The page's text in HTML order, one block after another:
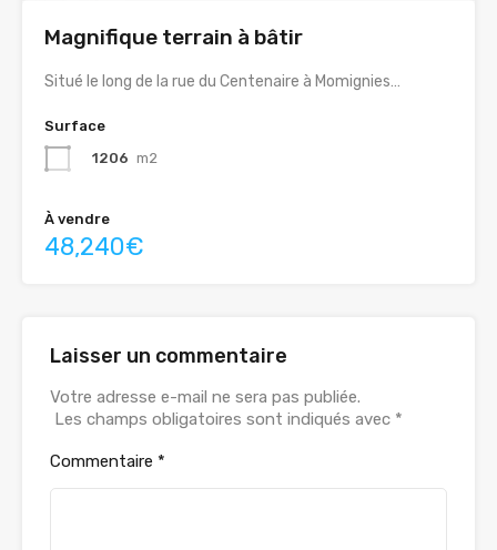
Magnifique terrain à bâtir
Situé le long de la rue du Centenaire à Momignies…
Surface
1206 m2
À vendre
48,240€
Laisser un commentaire
Votre adresse e-mail ne sera pas publiée.
Les champs obligatoires sont indiqués avec *
Commentaire *